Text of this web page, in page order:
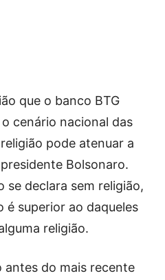
que o banco BTG
cenário nacional das
pode atenuar a
Bolsonaro.
se declara sem religião,
é superior ao daqueles
religião.
antes do mais recente